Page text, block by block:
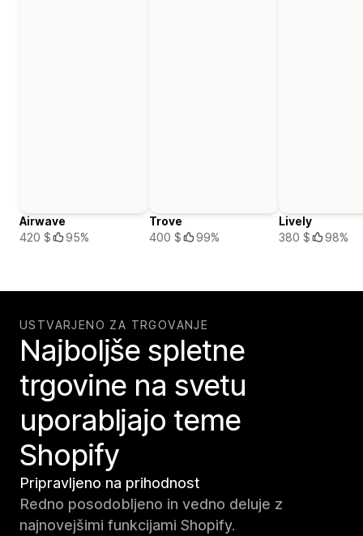
Airwave
420 $
95%
Trove
400 $
99%
Lively
380 $
98%
USTVARJENO ZA TRGOVANJE
Najboljše spletne
trgovine na svetu
uporabljajo teme
Shopify
Pripravljeno na prihodnost
Redno posodobljeno in vedno deluje z
najnovejšimi funkcijami Shopify.